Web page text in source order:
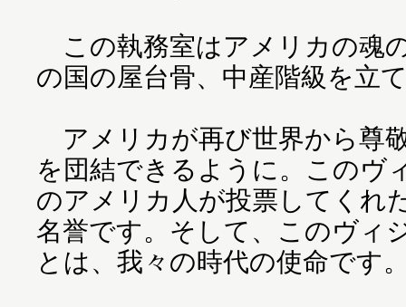
この執務室はアメリカの魂
の国の屋台骨、中産階級を立
アメリカが再び世界から尊
を団結できるように。このヴ
のアメリカ人が投票してくれ
名誉です。そして、このヴィ
とは、我々の時代の使命です